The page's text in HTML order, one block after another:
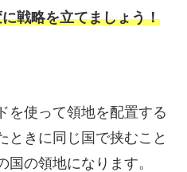
戦略を立てましょう！
を使って領地を配置する
ときに同じ国で挟むこと
の領地になります。